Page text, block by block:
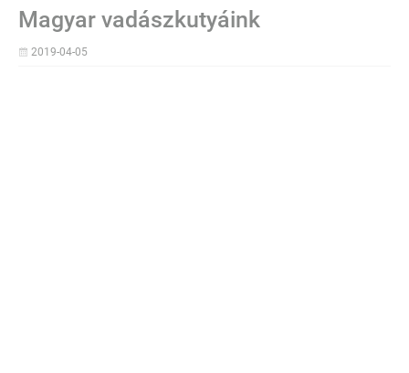
Magyar vadászkutyáink
2019-04-05